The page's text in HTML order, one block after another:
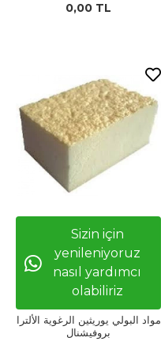
0,00 TL
Sizin için
yenileniyoruz
nasıl yardımcı
olabiliriz
مواد البولي يوريثين الرغوية الألترا
بروفيشنال